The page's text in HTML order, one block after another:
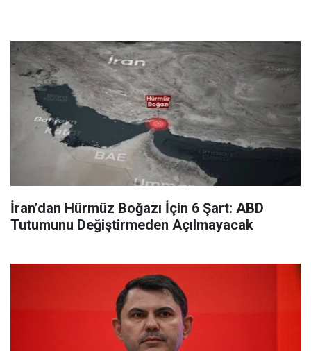
İran’dan Hürmüz Boğazı İçin 6 Şart: ABD
Tutumunu Değiştirmeden Açılmayacak